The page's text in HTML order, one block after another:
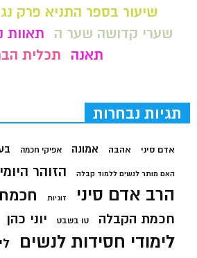
שיעור בספר התניא פרק נג
שערי קדושה שער ה
תאוות
תאנה
תכלית
תגיות נבחרות
אדם סיני אהבה אמונה אפיקי חכמה
האם מותר לנשים ללמוד קבלה הזוהר היומי
הרב אדם סיני זוגיות
חכמת הקבלה טו בשבט יוני כהן
לימודי חסידות לנשים